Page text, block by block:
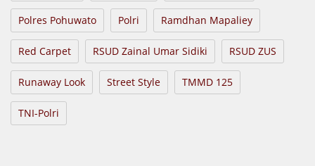
Polres Pohuwato Polri Ramdhan Mapaliey
Red Carpet RSUD Zainal Umar Sidiki RSUD ZUS
Runaway Look Street Style TMMD 125
TNI-Polri